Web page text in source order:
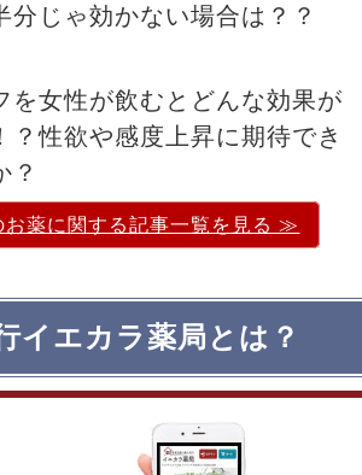
分じゃ効かない場合は？？
を女性が飲むとどんな効果が
？性欲や感度上昇に期待でき
？
お薬に関する記事一覧を見る ≫
イエカラ薬局とは？